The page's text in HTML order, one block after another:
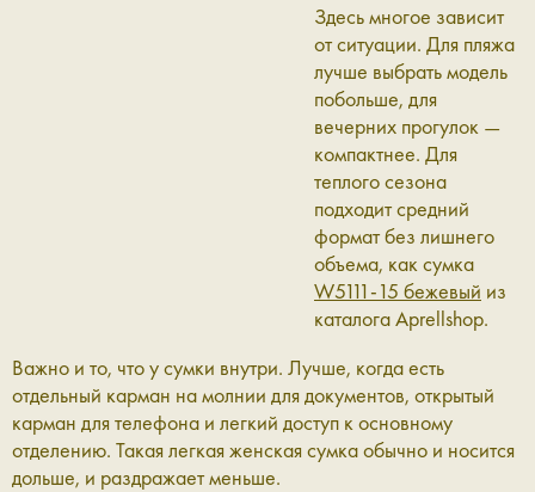
Здесь многое зависит
от ситуации. Для пляжа
лучше выбрать модель
побольше, для
вечерних прогулок —
компактнее. Для
теплого сезона
подходит средний
формат без лишнего
объема, как сумка
W5111-15 бежевый из
каталога Aprellshop.
Важно и то, что у сумки внутри. Лучше, когда есть
отдельный карман на молнии для документов, открытый
карман для телефона и легкий доступ к основному
отделению. Такая легкая женская сумка обычно и носится
дольше, и раздражает меньше.